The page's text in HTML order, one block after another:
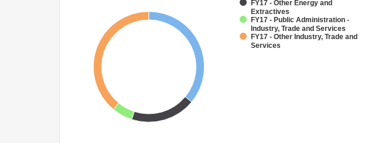
FY17 - Other Energy and
Extractives
FY17 - Public Administration -
Industry, Trade and Services
FY17 - Other Industry, Trade and
Services